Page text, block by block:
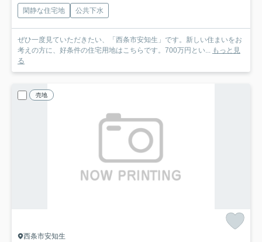
閑静な住宅地 公共下水
ぜひ一度見ていただきたい、「西条市安知生」です。新しい住まいをお
考えの方に、好条件の住宅用地はこちらです。700万円とい... もっと見
る
売地
西条市安知生